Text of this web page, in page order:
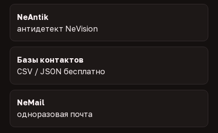
NeAntik
антидетект NeVision
Базы контактов
CSV / JSON бесплатно
NeMail
одноразовая почта